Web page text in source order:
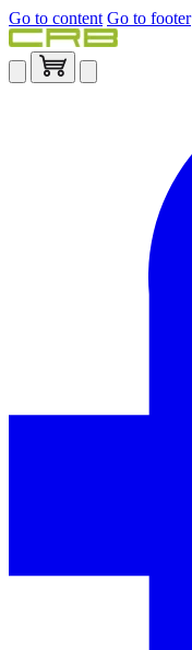
Go to content Go to footer